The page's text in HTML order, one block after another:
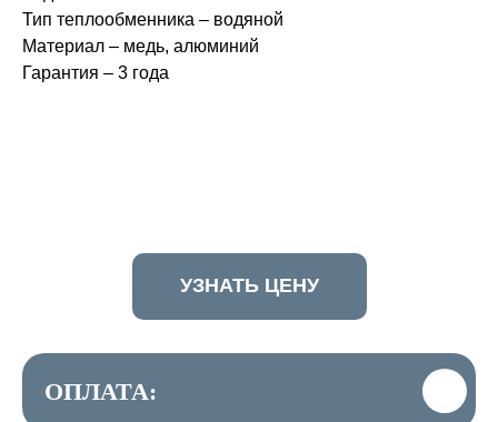
Тип теплообменника – водяной
Материал – медь, алюминий
Гарантия – 3 года
УЗНАТЬ ЦЕНУ
ОПЛАТА: